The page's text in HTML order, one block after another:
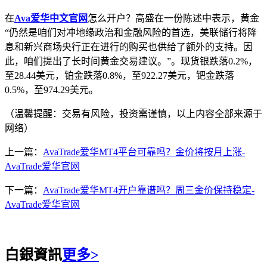
在Ava爱华中文官网怎么开户？高盛在一份陈述中表示，黄金
“仍然是咱们对冲地缘政治和金融风险的首选，美联储行将降
息和新兴商场央行正在进行的购买也供给了额外的支持。因
此，咱们提出了长时间黄金交易建议。”。现货银跌落0.2%，
至28.44美元，铂金跌落0.8%，至922.27美元，钯金跌落
0.5%，至974.29美元。
（温馨提醒：交易有风险，投资需谨慎，以上内容全部来源于
网络）
上一篇： AvaTrade爱华MT4平台可靠吗？金价将按月上涨-
AvaTrade爱华官网
下一篇： AvaTrade爱华MT4开户靠谱吗？周三金价保持稳定-
AvaTrade爱华官网
白銀資訊更多>